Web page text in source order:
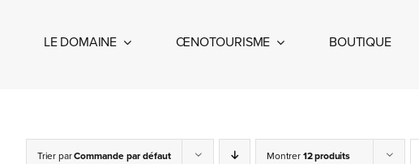
LE DOMAINE ŒNOTOURISME BOUTIQUE
Trier parCommande par défaut Montrer12 produits